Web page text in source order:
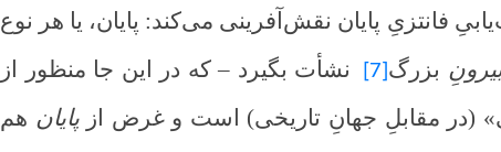
فانتزیِ پایان نقش‌آفرینی می‌کند: پایان، یا هر نوع
بزرگ[7] نشأت بگیرد –که در این جا منظور از
(در مقابلِ جهانِ تاریخی) است و غرض از پایان هم